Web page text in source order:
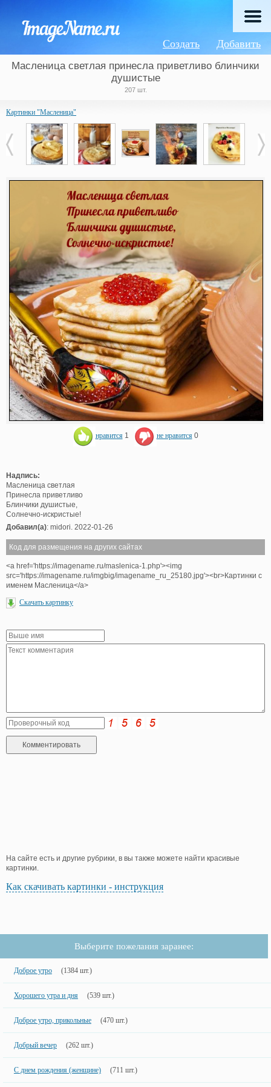
Добавить
Создать
Масленица светлая принесла приветливо блинчики
душистые
207 шт.
Картинки "Масленица"
нравится 1 не нравится 0
Надпись:
Масленица светлая
Принесла приветливо
Блинчики душистые,
Солнечно-искристые!
Добавил(а): midori. 2022-01-26
Код для размещения на других сайтах
<a href='https://imagename.ru/maslenica-1.php'><img
src='https://imagename.ru/imgbig/imagename_ru_25180.jpg'><br>Картинки с
именем Масленица</a>
Скачать картинку
На сайте есть и другие рубрики, в вы также можете найти красивые
картинки.
Как скачивать картинки - инструкция
Выберите пожелания заранее:
Доброе утро (1384 шт.)
Хорошего утра и дня (539 шт.)
Доброе утро, прикольные (470 шт.)
Добрый вечер (262 шт.)
С днем рождения (женщине) (711 шт.)